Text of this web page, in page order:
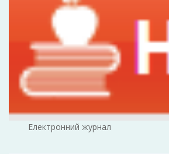
Електронний журнал